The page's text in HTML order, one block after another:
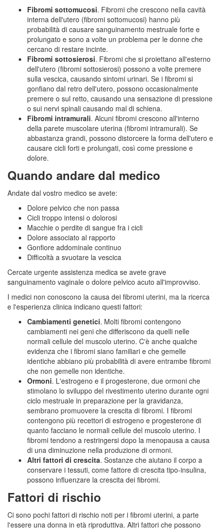
Fibromi sottomucosi. Fibromi che crescono nella cavità
interna dell'utero (fibromi sottomucosi) hanno più
probabilità di causare sanguinamento mestruale forte e
prolungato e sono a volte un problema per le donne che
cercano di restare incinte.
Fibromi sottosierosi. Fibromi che si proiettano all'esterno
dell'utero (fibromi sottosierosi) possono a volte premere
sulla vescica, causando sintomi urinari. Se i fibromi si
gonfiano dal retro dell'utero, possono occasionalmente
premere o sul retto, causando una sensazione di pressione
o sui nervi spinali causando mal di schiena.
Fibromi intramurali. Alcuni fibromi crescono all'interno
della parete muscolare uterina (fibromi intramurali). Se
abbastanza grandi, possono distorcere la forma dell'utero e
causare cicli forti e prolungati, così come pressione e
dolore.
Quando andare dal medico
Andate dal vostro medico se avete:
Dolore pelvico che non passa
Cicli troppo intensi o dolorosi
Macchie o perdite di sangue fra i cicli
Dolore associato al rapporto
Gonfiore addominale continuo
Difficoltà a svuotare la vescica
Cercate urgente assistenza medica se avete grave
sanguinamento vaginale o dolore pelvico acuto all'improvviso.
I medici non conoscono la causa dei fibromi uterini, ma la ricerca
e l'esperienza clinica indicano questi fattori:
Cambiamenti genetici. Molti fibromi contengono
cambiamenti nei geni che differiscono da quelli nelle
normali cellule del muscolo uterino. C'è anche qualche
evidenza che i fibromi siano familiari e che gemelle
identiche abbiano più probabilità di avere entrambe fibromi
che non gemelle non identiche.
Ormoni. L'estrogeno e il progesterone, due ormoni che
stimolano lo sviluppo del rivestimento uterino durante ogni
ciclo mestruale in preparazione per la gravidanza,
sembrano promuovere la crescita di fibromi. I fibromi
contengono più recettori di estrogeno e progesterone di
quanto facciano le normali cellule del muscolo uterino. I
fibromi tendono a restringersi dopo la menopausa a causa
di una diminuzione nella produzione di ormoni.
Altri fattori di crescita. Sostanze che aiutano il corpo a
conservare i tessuti, come fattore di crescita tipo-insulina,
possono influenzare la crescita dei fibromi.
Fattori di rischio
Ci sono pochi fattori di rischio noti per i fibromi uterini, a parte
l'essere una donna in età riproduttiva. Altri fattori che possono